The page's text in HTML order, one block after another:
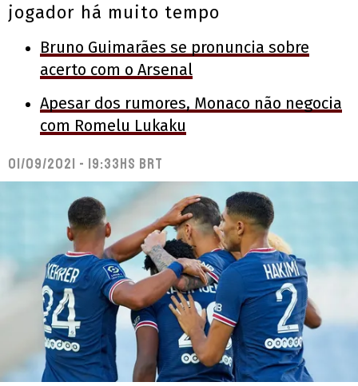
jogador há muito tempo
Bruno Guimarães se pronuncia sobre
acerto com o Arsenal
Apesar dos rumores, Monaco não negocia
com Romelu Lukaku
01/09/2021 - 19:33hs BRT